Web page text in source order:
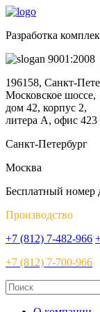
Разработка
9001:2008
196158, Санкт-
Московское шоссе,
дом 42, корпус 2,
литера А, офис 423
Санкт-Петербург
Москва
Бесплатный номер
Производство
+7 (812) 7-482-966
+7 (812) 7-700-966